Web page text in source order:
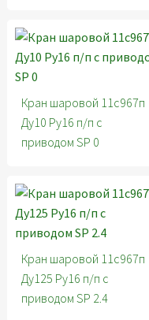
Кран шаровой 11с967п
Ду10 Ру16 п/п с
приводом SP 0
Кран шаровой 11с967п
Ду125 Ру16 п/п с
приводом SP 2.4